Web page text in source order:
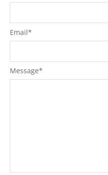
Message*
Email*